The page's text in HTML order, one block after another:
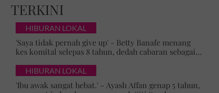
TERKINI
HIBURAN LOKAL
'Saya tidak pernah give up' - Betty Banafe menang
kes komital selepas 8 tahun, dedah cabaran sebagai
HIBURAN LOKAL
'Ibu awak sangat hebat.' - Ayash Affan genap 5 tahun,